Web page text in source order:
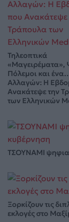
Τηλεοπτικά
«Μαγειρέματα»,
Πόλεμοι και
Αλλαγών: Η
Ανακάτεψε την
των Ελληνικών
ΤΣΟΥΝΑΜΙ
Ξορκίζουν τις
εκλογές στο